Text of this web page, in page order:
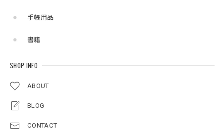
手帳用品
書籍
SHOP INFO
ABOUT
BLOG
CONTACT